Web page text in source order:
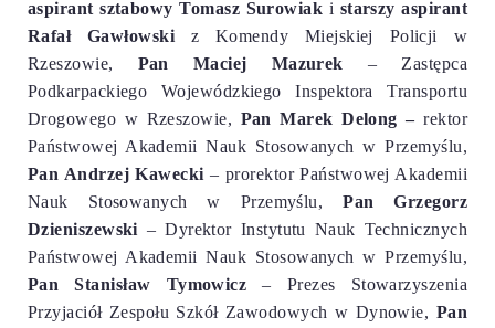
aspirant sztabowy Tomasz Surowiak i starszy aspirant
Rafał Gawłowski z Komendy Miejskiej Policji w
Rzeszowie, Pan Maciej Mazurek – Zastępca
Podkarpackiego Wojewódzkiego Inspektora Transportu
Drogowego w Rzeszowie, Pan Marek Delong –rektor
Państwowej Akademii Nauk Stosowanych w Przemyślu,
Pan Andrzej Kawecki – prorektorPaństwowej Akademii
Nauk Stosowanych w Przemyślu, Pan Grzegorz
Dzieniszewski – Dyrektor Instytutu Nauk Technicznych
Państwowej Akademii Nauk Stosowanych w Przemyślu,
Pan Stanisław Tymowicz– Prezes Stowarzyszenia
Przyjaciół Zespołu Szkół Zawodowych w Dynowie, Pan